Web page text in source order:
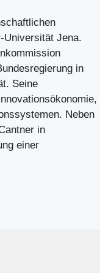
Universität Jena.
in
Seine
Neben
in
einer